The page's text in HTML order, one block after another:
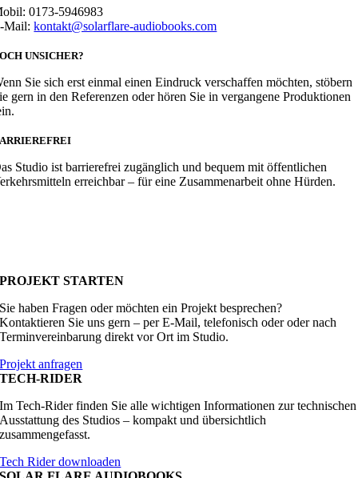
0173-5946983
Mail:kontakt@solarflare-audiobooks.com
UNSICHER?
Sie sich erst einmal einen Eindruck verschaffen möchten, stöbern
gern in den Referenzen oder hören Sie in vergangene Produktionen
Studio ist barrierefrei zugänglich und bequem mit öffentlichen
erreichbar – für eine Zusammenarbeit ohne Hürden.
PROJEKT STARTEN
Sie haben Fragen oder möchten ein Projekt besprechen?
Kontaktieren Sie uns gern – per E-Mail, telefonisch oder oder nach
Terminvereinbarung direkt vor Ort im Studio.
Projekt anfragen
TECH-RIDER
Im Tech-Rider finden Sie alle wichtigen Informationen zur technischen
Ausstattung des Studios – kompakt und übersichtlich
zusammengefasst.
Tech Rider downloaden